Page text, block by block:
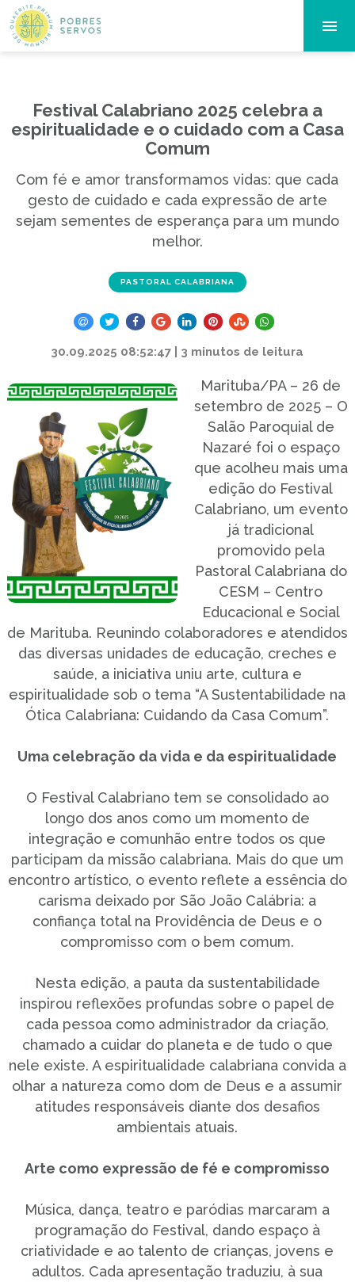
Festival Calabriano 2025 celebra a
espiritualidade e o cuidado com a Casa
Comum
Com fé e amor transformamos vidas: que cada
gesto de cuidado e cada expressão de arte
sejam sementes de esperança para um mundo
melhor.
PASTORAL CALABRIANA
30.09.2025 08:52:47 | 3 minutos de leitura
Marituba/PA – 26 de
setembro de 2025 – O
Salão Paroquial de
Nazaré foi o espaço
que acolheu mais uma
edição do Festival
Calabriano, um evento
já tradicional
promovido pela
Pastoral Calabriana do
CESM – Centro
Educacional e Social
de Marituba. Reunindo colaboradores e atendidos
das diversas unidades de educação, creches e
saúde, a iniciativa uniu arte, cultura e
espiritualidade sob o tema “A Sustentabilidade na
Ótica Calabriana: Cuidando da Casa Comum”.
Uma celebração da vida e da espiritualidade
O Festival Calabriano tem se consolidado ao
longo dos anos como um momento de
integração e comunhão entre todos os que
participam da missão calabriana. Mais do que um
encontro artístico, o evento reflete a essência do
carisma deixado por São João Calábria: a
confiança total na Providência de Deus e o
compromisso com o bem comum.
Nesta edição, a pauta da sustentabilidade
inspirou reflexões profundas sobre o papel de
cada pessoa como administrador da criação,
chamado a cuidar do planeta e de tudo o que
nele existe. A espiritualidade calabriana convida a
olhar a natureza como dom de Deus e a assumir
atitudes responsáveis diante dos desafios
ambientais atuais.
Arte como expressão de fé e compromisso
Música, dança, teatro e paródias marcaram a
programação do Festival, dando espaço à
criatividade e ao talento de crianças, jovens e
adultos. Cada apresentação traduziu, à sua